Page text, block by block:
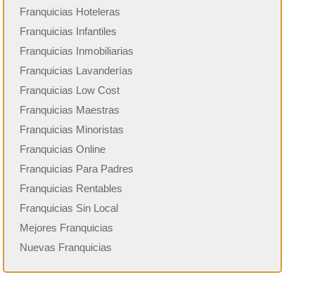
Franquicias Hoteleras
Franquicias Infantiles
Franquicias Inmobiliarias
Franquicias Lavanderías
Franquicias Low Cost
Franquicias Maestras
Franquicias Minoristas
Franquicias Online
Franquicias Para Padres
Franquicias Rentables
Franquicias Sin Local
Mejores Franquicias
Nuevas Franquicias